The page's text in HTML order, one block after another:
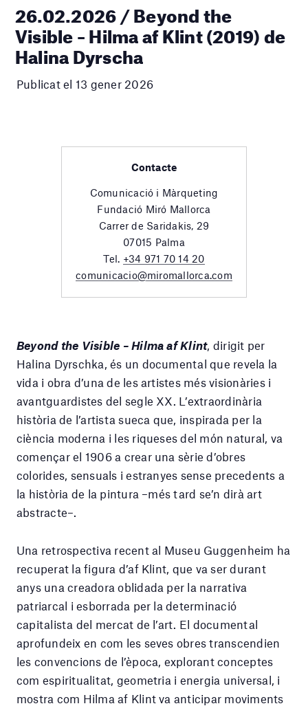
26.02.2026 / Beyond the
Visible – Hilma af Klint (2019) de
Halina Dyrscha
Publicat el 13 gener 2026
Contacte
Comunicació i Màrqueting
Fundació Miró Mallorca
Carrer de Saridakis, 29
07015 Palma
Tel. +34 971 70 14 20
comunicacio@miromallorca.com
Beyond the Visible – Hilma af Klint, dirigit per
Halina Dyrschka, és un documental que revela la
vida i obra d’una de les artistes més visionàries i
avantguardistes del segle XX. L’extraordinària
història de l’artista sueca que, inspirada per la
ciència moderna i les riqueses del món natural, va
començar el 1906 a crear una sèrie d’obres
colorides, sensuals i estranyes sense precedents a
la història de la pintura –més tard se’n dirà art
abstracte–.
Una retrospectiva recent al Museu Guggenheim ha
recuperat la figura d’af Klint, que va ser durant
anys una creadora oblidada per la narrativa
patriarcal i esborrada per la determinació
capitalista del mercat de l’art. El documental
aprofundeix en com les seves obres transcendien
les convencions de l’època, explorant conceptes
com espiritualitat, geometria i energia universal, i
mostra com Hilma af Klint va anticipar moviments